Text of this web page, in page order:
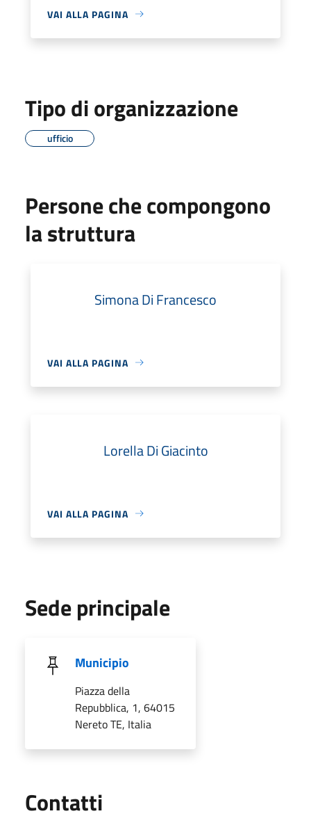
VAI ALLA PAGINA
Tipo di organizzazione
ufficio
Persone che compongono
la struttura
Simona Di Francesco
VAI ALLA PAGINA
Lorella Di Giacinto
VAI ALLA PAGINA
Sede principale
Municipio
Piazza della
Repubblica, 1, 64015
Nereto TE, Italia
Contatti